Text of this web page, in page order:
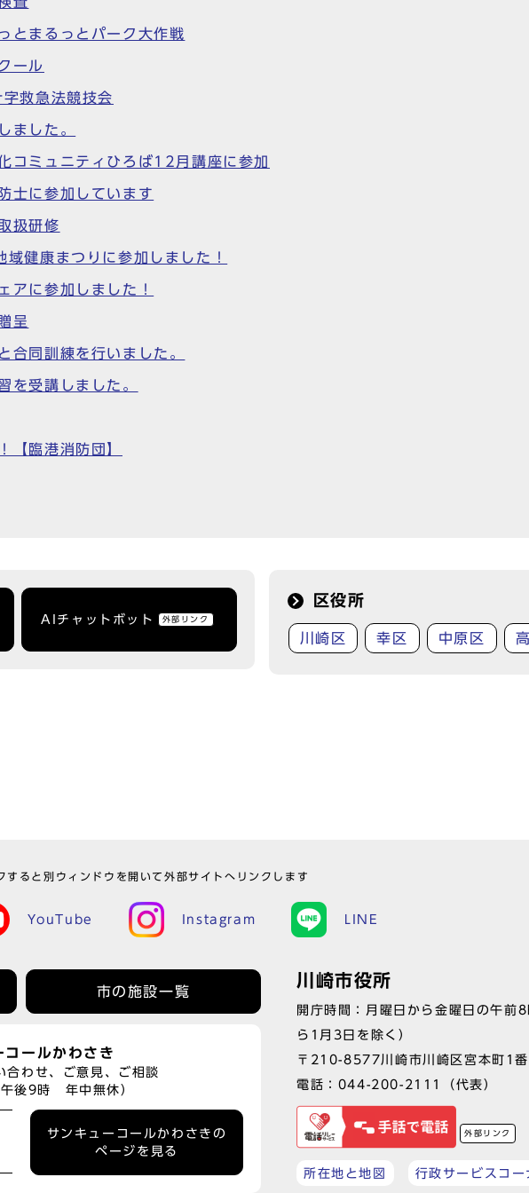
とまるっとパーク大作戦
ール
救急法競技会
ました。
コミュニティひろば12月講座に参加
士に参加しています
扱研修
域健康まつりに参加しました！
アに参加しました！
呈
合同訓練を行いました。
を受講しました。
【臨港消防団】
AIチャットボット 外部リンク
区役所
川崎区 幸区 中原区
すると別ウィンドウを開いて外部サイトへリンクします
YouTube Instagram LINE
市の施設一覧
コールかわさき
合わせ、ご意見、ご相談
午後9時 年中無休）
サンキューコールかわさきの
ページを見る
川崎市役所
開庁時間：月曜日から金曜日の午
ら1月3日を除く）
〒210-8577川崎市川崎区宮本町1
電話： 044-200-2111 （代表）
外部リンク
所在地と地図 行政サービスコー